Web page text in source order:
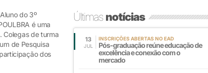
do 3º
é uma
Colegas de turma
de Pesquisa
dos
Últimasnotícias
13
JUL
INSCRIÇÕES ABERTAS NO EAD
Pós-graduação reúne educação de
excelência e conexão com o
mercado